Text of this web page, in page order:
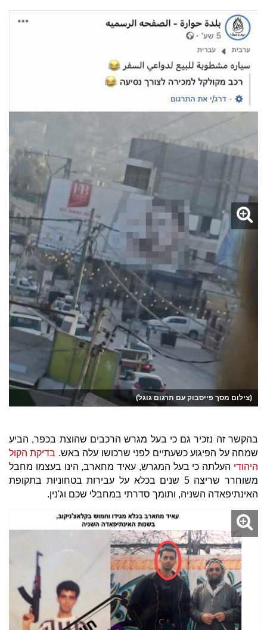
(צילום מסך פייסבוק עם תרגום גוגל)
בהקשר זה נזכיר גם כי בעל מגרש הרכבים שהוצת בכפר, הביע
שמחה על הפיגוע כשעתיים לפני שרכושו עלה באש. בדיקת הקול
היהודי העלתה כי בעל המגרש, עאיד מחארב, הינו בעצמו מחבל
משוחרר שריצה 5 שנים בכלא על עבירות בטחוניות בתקופת
האינתיפאדה השניה, ותומך סדרתי במחבלי שכם וג'נין.